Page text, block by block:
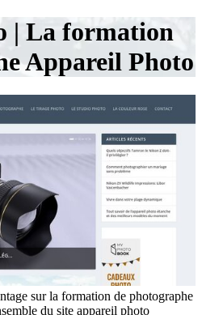
| La formation
Appareil Photo
sur la formation de photographe
du site appareil photo